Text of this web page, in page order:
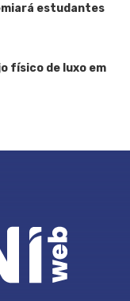
estudantes
físico de luxo em